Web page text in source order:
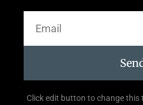
Click edit button to change